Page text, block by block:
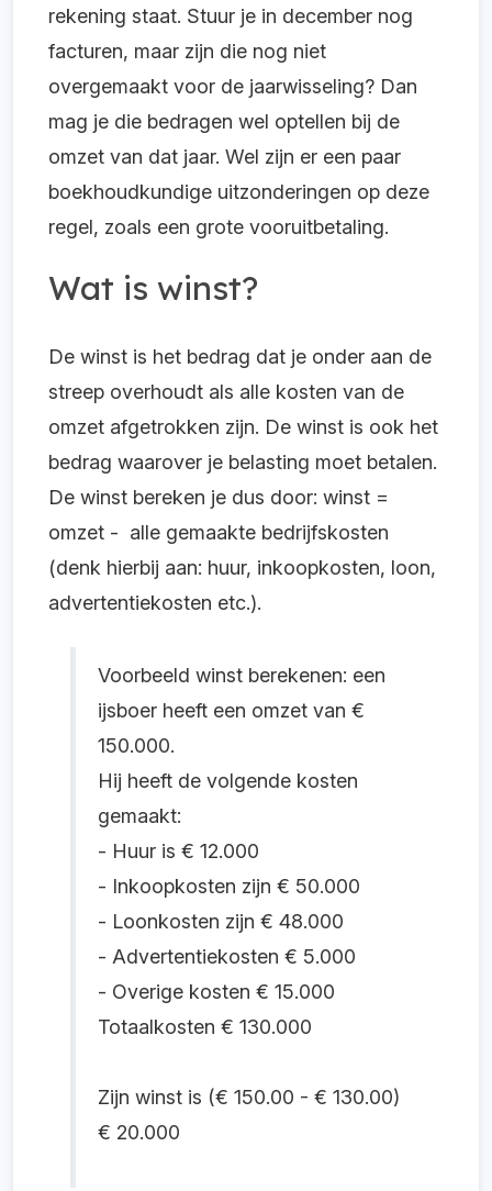
rekening staat. Stuur je in december nog
facturen, maar zijn die nog niet
overgemaakt voor de jaarwisseling? Dan
mag je die bedragen wel optellen bij de
omzet van dat jaar. Wel zijn er een paar
boekhoudkundige uitzonderingen op deze
regel, zoals een grote vooruitbetaling.
Wat is winst?
De winst is het bedrag dat je onder aan de
streep overhoudt als alle kosten van de
omzet afgetrokken zijn. De winst is ook het
bedrag waarover je belasting moet betalen.
De winst bereken je dus door: winst =
omzet - alle gemaakte bedrijfskosten
(denk hierbij aan: huur, inkoopkosten, loon,
advertentiekosten etc.).
Voorbeeld winst berekenen: een
ijsboer heeft een omzet van €
150.000.
Hij heeft de volgende kosten
gemaakt:
- Huur is € 12.000
- Inkoopkosten zijn € 50.000
- Loonkosten zijn € 48.000
- Advertentiekosten € 5.000
- Overige kosten € 15.000
Totaalkosten € 130.000
Zijn winst is (€ 150.00 - € 130.00)
€ 20.000